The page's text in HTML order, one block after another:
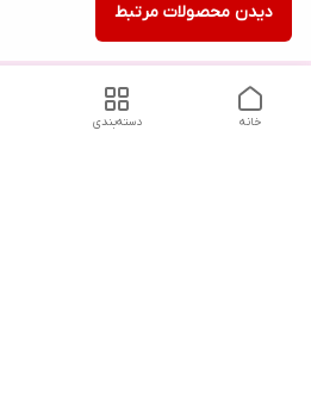
دیدن محصولات مرتبط
دسته‌بندی خانه